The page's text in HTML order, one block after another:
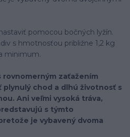
pomocou bočných lyžín.
s hmotnosťou približne 1,2 kg
minimum.
rovnomerným zaťažením
plynulý chod a dlhú životnosť s
Ani veľmi vysoká tráva,
s týmto
je vybavený dvoma